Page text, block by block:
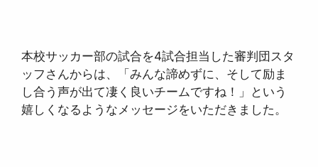
本校サッカー部の試合を4試合担当した審判団スタ
ッフさんからは、「みんな諦めずに、そして励ま
し合う声が出て凄く良いチームですね！」という
嬉しくなるようなメッセージをいただきました。